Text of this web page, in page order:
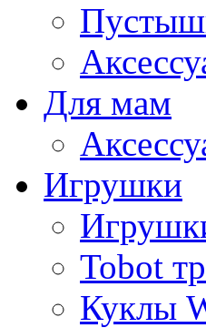
Для мам
Игрушки
Tobot
Куклы